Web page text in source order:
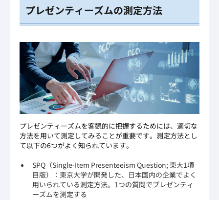
プレゼンティーズムの測定方法
プレゼンティーズムを客観的に把握するためには、適切な
方法を用いて測定してみることが重要です。測定方法とし
て以下の6つがよく知られています。
SPQ（Single-Item Presenteeism Question; 東大1項
目版）：東京大学が開発した、日本国内の企業でよく
用いられている測定方法。1つの質問でプレゼンティ
ーズムを測定する